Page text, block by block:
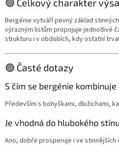
🟢 Celkový charakter
Bergénie vytváří pevný základ
výrazným listům propojuje jednotlivé
strukturu i v obdobích, kdy ostatní
🟢 Časté dotazy
S čím se bergénie
Především s bohyškami, dlužichami,
Je vhodná do hlubokého
Ano, dobře prosperuje i ve stinnějších